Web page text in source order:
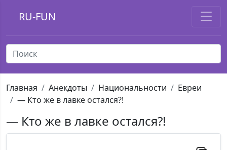
RU-FUN
Главная Анекдоты Национальности
Евреи
— Кто же в лавке остался?!
— Кто же в лавке остался?!